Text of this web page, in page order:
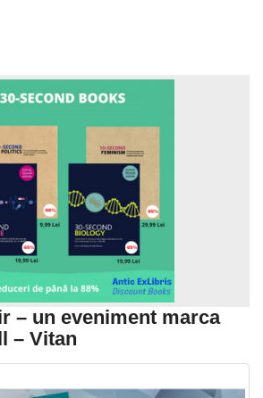
– un eveniment marca
– Vitan